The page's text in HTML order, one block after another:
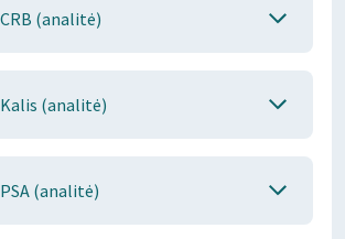
CRB (analitė)
Kalis (analitė)
PSA (analitė)